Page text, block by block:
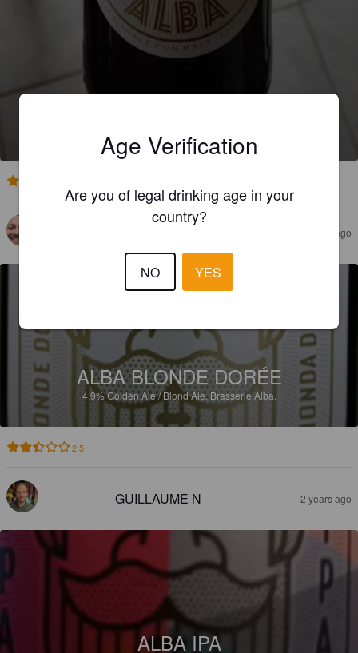
2 years ago
ALBA BLONDE DORÉE
4.9%Golden Ale / Blond Ale.Brasserie Alba.
2.5
GUILLAUME N 2 years ago
ALBA IPA
Age Verification
Are you of legal drinking age in your
country?
NO YES